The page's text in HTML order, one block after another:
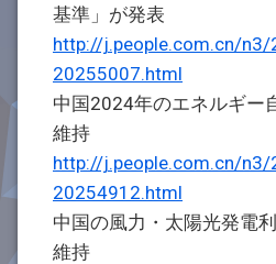
基準」が発表
http://j.people.com.cn/
20255007.html
中国2024年のエネルギー
維持
http://j.people.com.cn/
20254912.html
中国の風力・太陽光発電
維持